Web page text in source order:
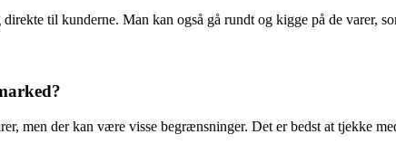
til kunderne. Man kan også gå rundt og kigge på de varer,
men der kan være visse begrænsninger. Det er bedst at tjekke